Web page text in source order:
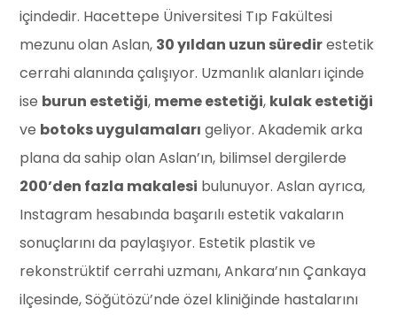
içindedir. Hacettepe Üniversitesi Tıp Fakültesi
mezunu olan Aslan, 30 yıldan uzun süredirestetik
cerrahi alanında çalışıyor. Uzmanlık alanları içinde
ise burun estetiği, meme estetiği, kulak estetiği
ve botoks uygulamaları geliyor. Akademik arka
plana da sahip olan Aslan’ın, bilimsel dergilerde
200’den fazla makalesi bulunuyor. Aslan ayrıca,
Instagram hesabında başarılı estetik vakaların
sonuçlarını da paylaşıyor. Estetik plastik ve
rekonstrüktif cerrahi uzmanı, Ankara’nın Çankaya
ilçesinde, Söğütözü’nde özel kliniğinde hastalarını